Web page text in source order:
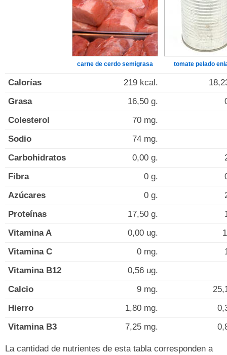
carne de cerdo semigrasa tomate pelado
Calorías 219 kcal.
Grasa
16,50 g.
Colesterol
70 mg.
Sodio
74 mg.
Carbohidratos
0,00 g.
Fibra
0 g.
Azúcares
0 g.
Proteínas
17,50 g.
Vitamina A
0,00 ug.
Vitamina C
0 mg.
Vitamina B12
0,56 ug.
Calcio
9 mg.
Hierro
1,80 mg.
Vitamina B3
7,25 mg.
La cantidad de nutrientes de esta tabla corresponden a